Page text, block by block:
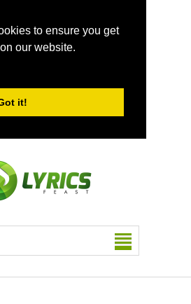
to ensure you get
our website.
it!